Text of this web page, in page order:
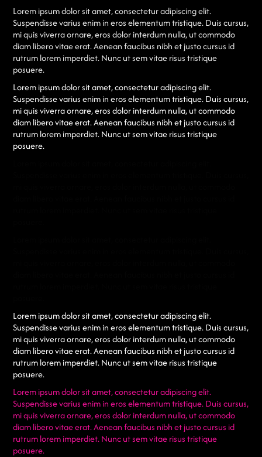
Lorem ipsum dolor sit amet, consectetur adipiscing elit.
Suspendisse varius enim in eros elementum tristique. Duis cursus,
mi quis viverra ornare, eros dolor interdum nulla, ut commodo
diam libero vitae erat. Aenean faucibus nibh et justo cursus id
rutrum lorem imperdiet. Nunc ut sem vitae risus tristique
posuere.
Lorem ipsum dolor sit amet, consectetur adipiscing elit.
Suspendisse varius enim in eros elementum tristique. Duis cursus,
mi quis viverra ornare, eros dolor interdum nulla, ut commodo
diam libero vitae erat. Aenean faucibus nibh et justo cursus id
rutrum lorem imperdiet. Nunc ut sem vitae risus tristique
posuere.
Lorem ipsum dolor sit amet, consectetur adipiscing elit.
Suspendisse varius enim in eros elementum tristique. Duis cursus,
mi quis viverra ornare, eros dolor interdum nulla, ut commodo
diam libero vitae erat. Aenean faucibus nibh et justo cursus id
rutrum lorem imperdiet. Nunc ut sem vitae risus tristique
posuere.
Lorem ipsum dolor sit amet, consectetur adipiscing elit.
Suspendisse varius enim in eros elementum tristique. Duis cursus,
mi quis viverra ornare, eros dolor interdum nulla, ut commodo
diam libero vitae erat. Aenean faucibus nibh et justo cursus id
rutrum lorem imperdiet. Nunc ut sem vitae risus tristique
posuere.